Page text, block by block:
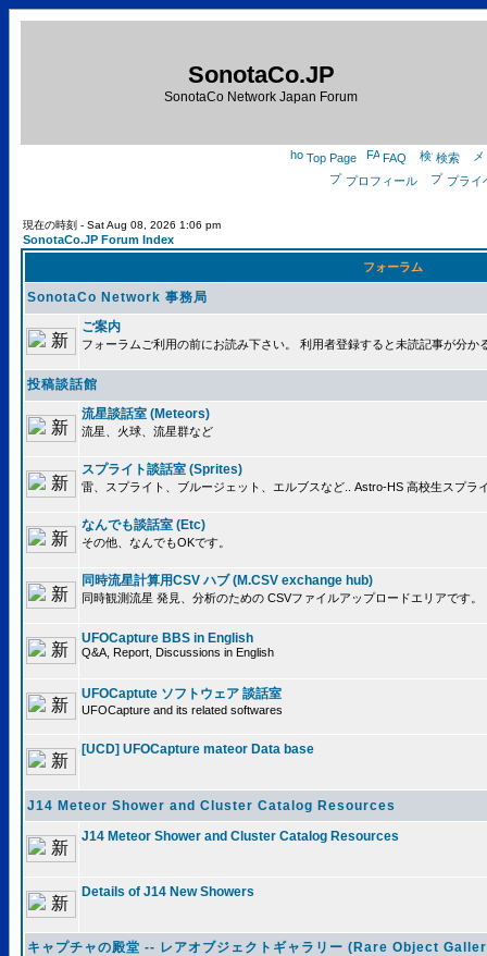
SonotaCo.JP
SonotaCo Network Japan Forum
Top Page FAQ
検索
プロフィール
プライ
現在の時刻 - Sat Aug 08, 2026 1:06 pm
SonotaCo.JP Forum Index
フォーラム
SonotaCo Network 事務局
ご案内
フォーラムご利用の前にお読み下さい。 利用者登録すると未読記事が分か
投稿談話館
流星談話室 (Meteors)
流星、火球、流星群など
スプライト談話室 (Sprites)
雷、スプライト、ブルージェット、エルブスなど.. Astro-HS 高校生スプラ
なんでも談話室 (Etc)
その他、なんでもOKです。
同時流星計算用CSV ハブ (M.CSV exchange hub)
同時観測流星 発見、分析のための CSVファイルアップロードエリアです。
UFOCapture BBS in English
Q&A, Report, Discussions in English
UFOCaptute ソフトウェア 談話室
UFOCapture and its related softwares
[UCD] UFOCapture mateor Data base
J14 Meteor Shower and Cluster Catalog Resources
J14 Meteor Shower and Cluster Catalog Resources
Details of J14 New Showers
キャプチャの殿堂 -- レアオブジェクトギャラリー (Rare Object